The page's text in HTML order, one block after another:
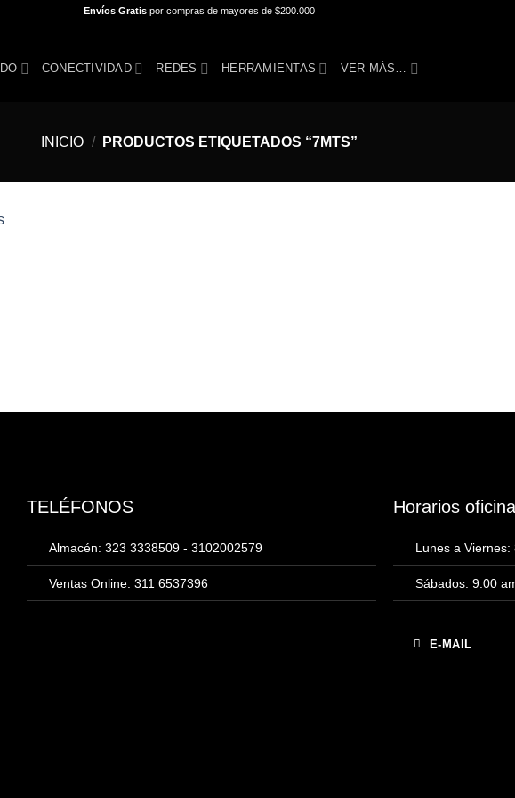
Envíos Gratis por compras de mayores de $200.000
CONECTIVIDAD REDES HERRAMIENTAS VER MÁS…
INICIO / PRODUCTOS ETIQUETADOS “7MTS”
TELÉFONOS
Almacén: 323 3338509 - 3102002579
Ventas Online: 311 6537396
Horarios
Lunes a
Sábados: 9:00
E-MAIL